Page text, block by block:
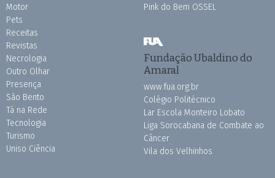
Motor
Pets
Receitas
Revistas
Necrologia
Outro Olhar
Presença
São Bento
Tá na Rede
Tecnologia
Turismo
Uniso Ciência
Pink do Bem OSSEL
Fundação Ubaldino do
Amaral
www.fua.org.br
Colégio Politécnico
Lar Escola Monteiro Lobato
Liga Sorocabana de Combate ao
Câncer
Vila dos Velhinhos